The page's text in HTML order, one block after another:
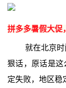
拼多多暑假大促
就在北京
狠话，原话是这
定失败，地区稳